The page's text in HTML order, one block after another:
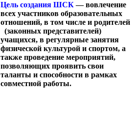
Цель создания ШСК— вовлечение
всех участников образовательных
отношений, в том числе и родителей
(законных представителей)
учащихся, в регулярные занятия
физической культурой и спортом, а
также проведение мероприятий,
позволяющих проявить свои
таланты и способности в рамках
совместной работы.